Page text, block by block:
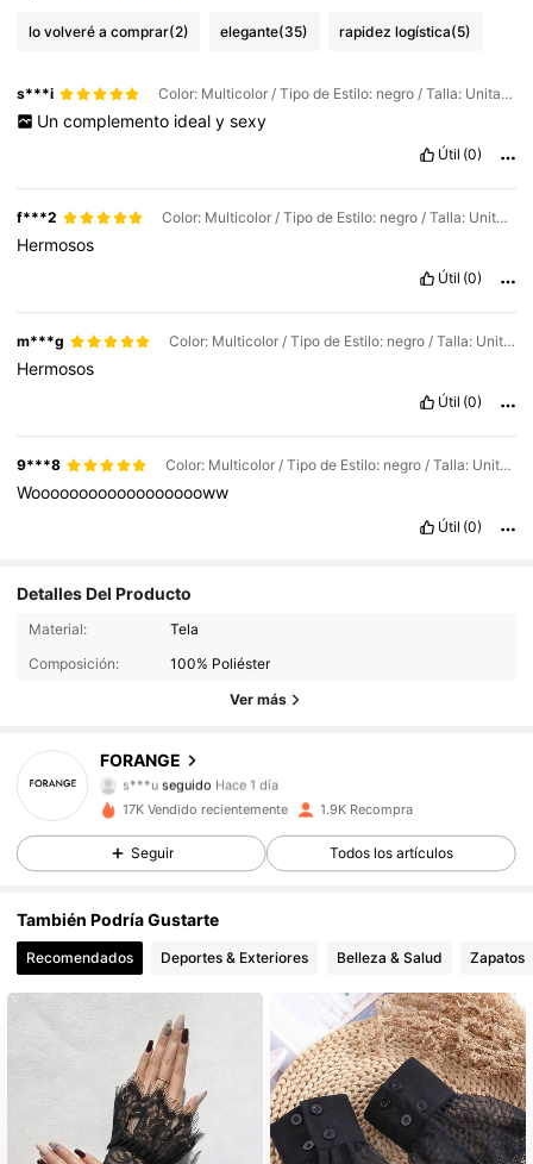
lo volveré a comprar(2) elegante(35) rapidez logística(5)
s***i Color: Multicolor / Tipo de Estilo: negro / Talla: Unitalla
Un complemento ideal y sexy
Útil (0)
f***2 Color: Multicolor / Tipo de Estilo: negro / Talla: Unitalla
Hermosos
Útil (0)
m***g Color: Multicolor / Tipo de Estilo: negro / Talla: Unitalla
Hermosos
Útil (0)
9***8 Color: Multicolor / Tipo de Estilo: negro / Talla: Unitalla
Wooooooooooooooooooww
Útil (0)
Detalles Del Producto
Material:
Tela
Composición:
100% Poliéster
Ver más
FORANGE
443 Seguidores
s***useguido Hace 1 día
4,90
443 Seguidores
4,90 443 Seguidores
4,90 443 Seguidores
443 Seguidores
4,90 443 Seguidores
17K Vendido recientemente 1.9K Recompra
Seguir Todos los artículos
También Podría Gustarte
Recomendados Deportes & Exteriores Belleza & Salud Zapatos